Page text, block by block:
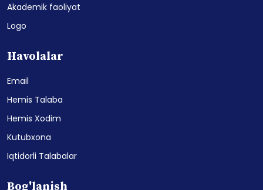
Akademik faoliyat
Logo
Havolalar
Email
Hemis Talaba
Hemis Xodim
Kutubxona
Iqtidorli Talabalar
Bog'lanish